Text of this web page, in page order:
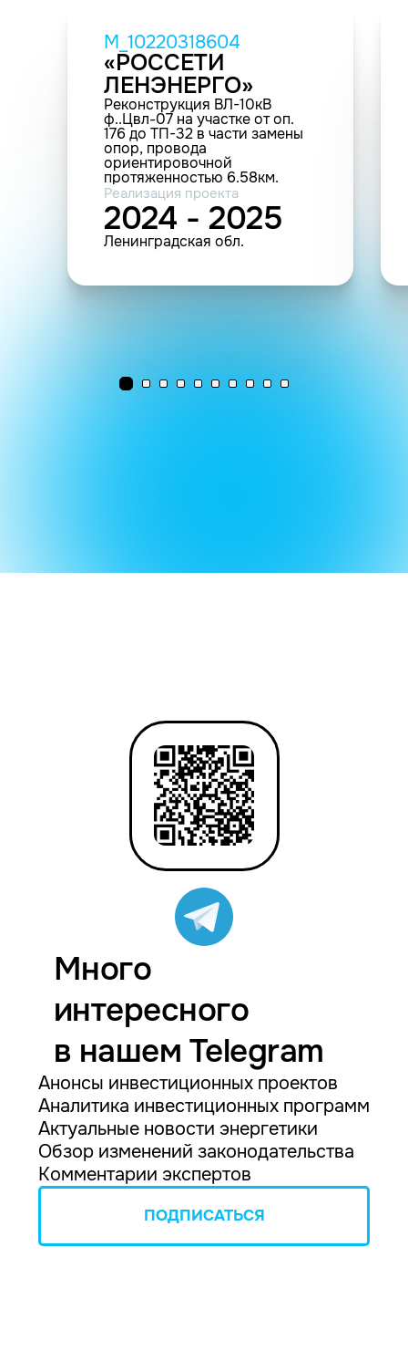
M_10220318604
«РОССЕТИ
ЛЕНЭНЕРГО»
Реконструкция ВЛ-10кВ
ф..Цвл-07 на участке от оп.
176 до ТП-32 в части замены
опор, провода
ориентировочной
протяженностью 6.58км.
Реализация проекта
2024 - 2025
Ленинградская обл.
Много
интересного
в нашем Telegram
Анонсы инвестиционных проектов
Аналитика инвестиционных программ
Актуальные новости энергетики
Обзор изменений законодательства
Комментарии экспертов
ПОДПИСАТЬСЯ